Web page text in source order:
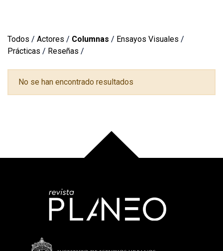
Todos / Actores / Columnas / Ensayos Visuales /
Prácticas / Reseñas /
No se han encontrado resultados